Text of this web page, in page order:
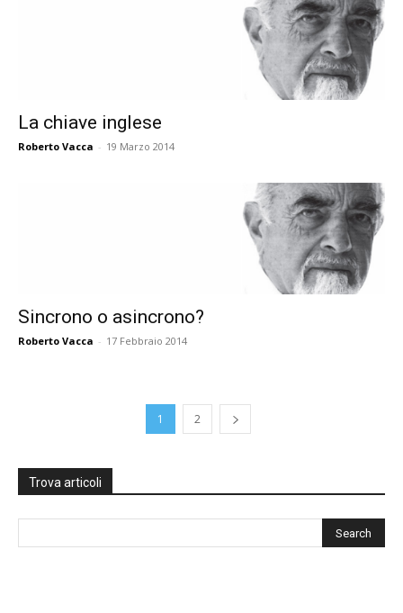
La chiave inglese
Roberto Vacca - 19 Marzo 2014
Sincrono o asincrono?
Roberto Vacca - 17 Febbraio 2014
1 2
Trova articoli